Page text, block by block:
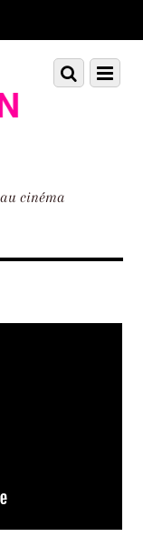
cinéma
Menu
Scroll
down